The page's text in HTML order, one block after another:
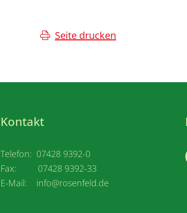
Seite drucken
Kontakt
Telefon: 07428 9392-0
Fax: 07428 9392-33
E-Mail: info@rosenfeld.de